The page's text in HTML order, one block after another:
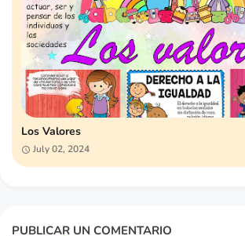
Los Valores
July 02, 2024
PUBLICAR UN COMENTARIO